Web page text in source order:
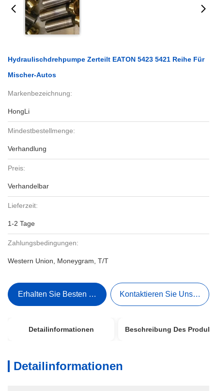
Hydraulischdrehpumpe Zerteilt EATON 5423 5421 Reihe Für
Mischer-Autos
Markenbezeichnung:
HongLi
Mindestbestellmenge:
Verhandlung
Preis:
Verhandelbar
Lieferzeit:
1-2 Tage
Zahlungsbedingungen:
Western Union, Moneygram, T/T
Erhalten Sie Besten Preis Kontaktieren Sie Uns Jetzt
Detailinformationen Beschreibung Des
Detailinformationen